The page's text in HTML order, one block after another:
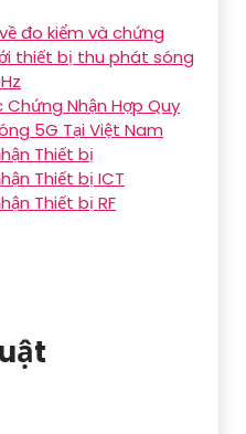
đo kiểm và chứng
thiết bị thu phát sóng
Chứng Nhận Hợp Quy
5G Tại Việt Nam
Thiết bị
Thiết bị ICT
Thiết bị RF